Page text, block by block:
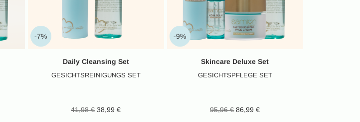
-7%
Daily Cleansing Set
GESICHTSREINIGUNGS SET
41,98€ Ursprünglicher Preis
38,99€
-9%
Skincare Deluxe Set
GESICHTSPFLEGE SET
95,96€ Ursprünglicher Preis
86,99€